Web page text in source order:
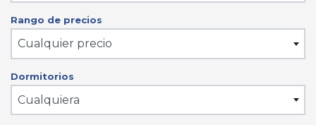
Rango de precios
Cualquier precio
Dormitorios
Cualquiera